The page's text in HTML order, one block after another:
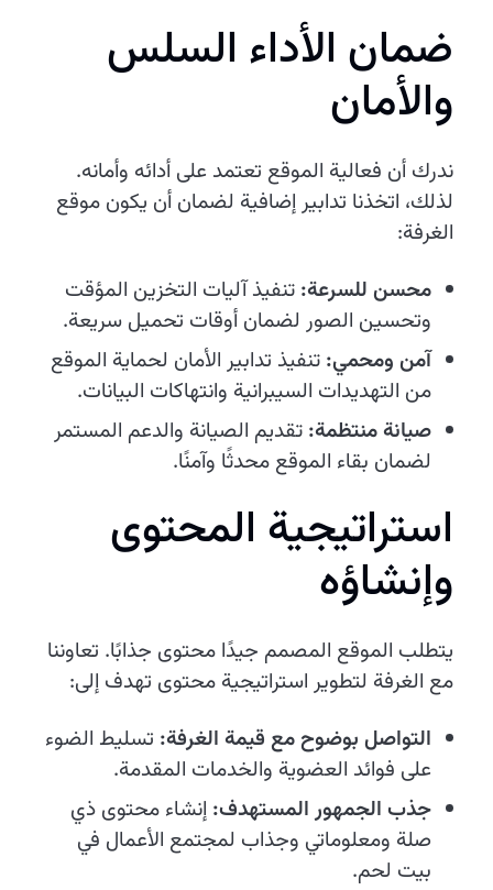
ضمان الأداء السلس
والأمان
ندرك أن فعالية الموقع تعتمد على أدائه وأمانه.
لذلك، اتخذنا تدابير إضافية لضمان أن يكون موقع
الغرفة:
محسن للسرعة: تنفيذ آليات التخزين المؤقت
وتحسين الصور لضمان أوقات تحميل سريعة.
آمن ومحمي: تنفيذ تدابير الأمان لحماية الموقع
من التهديدات السيبرانية وانتهاكات البيانات.
صيانة منتظمة: تقديم الصيانة والدعم المستمر
لضمان بقاء الموقع محدثًا وآمنًا.
استراتيجية المحتوى
وإنشاؤه
يتطلب الموقع المصمم جيدًا محتوى جذابًا. تعاوننا
مع الغرفة لتطوير استراتيجية محتوى تهدف إلى:
التواصل بوضوح مع قيمة الغرفة: تسليط الضوء
على فوائد العضوية والخدمات المقدمة.
جذب الجمهور المستهدف: إنشاء محتوى ذي
صلة ومعلوماتي وجذاب لمجتمع الأعمال في
بيت لحم.